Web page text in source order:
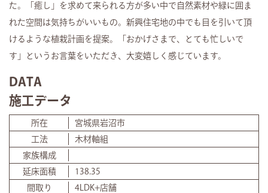
た。「癒し」を求めて来られる方が多い中で自然素材や緑に囲ま
れた空間は気持ちがいいもの。新興住宅地の中でも目を引いて頂
けるような植栽計画を提案。「おかげさまで、とても忙しいで
す」というお言葉をいただき、大変嬉しく感じています。
DATA
施工データ
所在
宮城県岩沼市
工法
木材軸組
家族構成
延床面積
138.35
間取り
4LDK+店舗